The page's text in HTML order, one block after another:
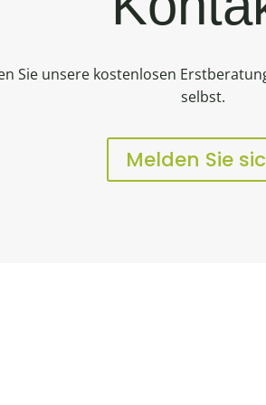
Sie unsere kostenlosen
selbst.
Melden Sie